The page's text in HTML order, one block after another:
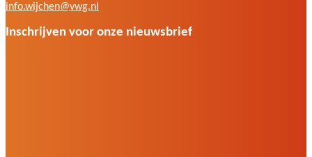
info.wijchen@vwg.nl
Inschrijven voor onze nieuwsbrief